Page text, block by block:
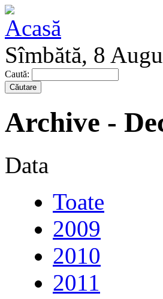
Sîmbătă, 8
Caută:
Archive -
Data
Toate
2009
2010
2011